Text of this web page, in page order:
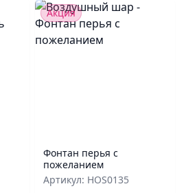
Акция
Фонтан перья с
пожеланием
Артикул: HOS0135